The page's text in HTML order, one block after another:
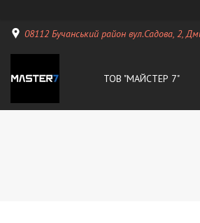
08112 Бучанський район вул.Садова, 2,
ТОВ "МАЙСТЕР 7"